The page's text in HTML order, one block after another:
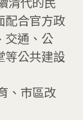
配合官方政
交通、公
等公共建設